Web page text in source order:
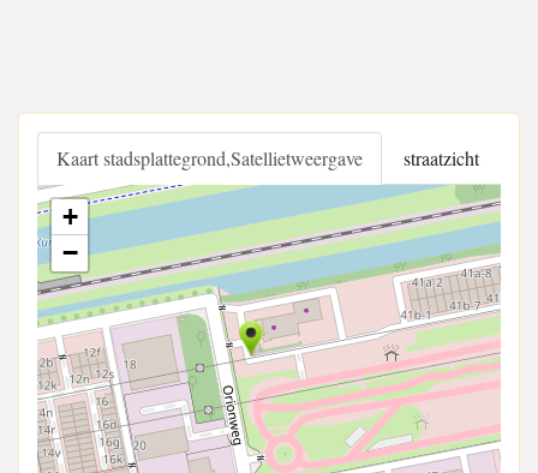
Kaart stadsplattegrond,Satellietweergave straatzicht
+
−